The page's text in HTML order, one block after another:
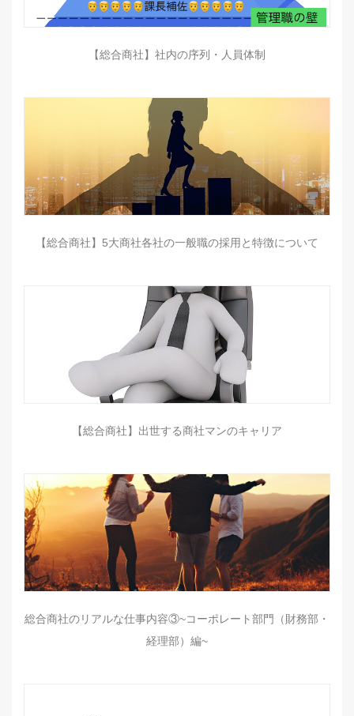
【総合商社】社内の序列・人員体制
【総合商社】5大商社各社の一般職の採用と特徴について
【総合商社】出世する商社マンのキャリア
総合商社のリアルな仕事内容③~コーポレート部門（財務部・
経理部）編~